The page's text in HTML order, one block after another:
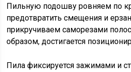
Пильную подошву ровняем по
предотвратить смещения и
прикручиваем саморезами
образом, достигается
Пила фиксируется зажимами и